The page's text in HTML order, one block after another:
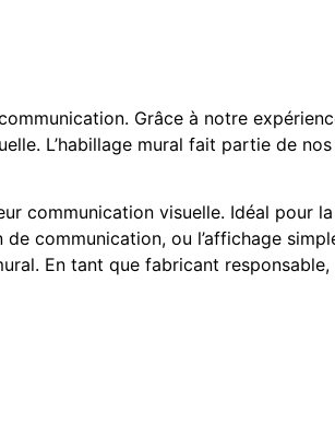
Grâce à notre
L’habillage mural fait partie de
communication visuelle. Idéal pour la
de communication, ou l’affichage
En tant que fabricant responsable,